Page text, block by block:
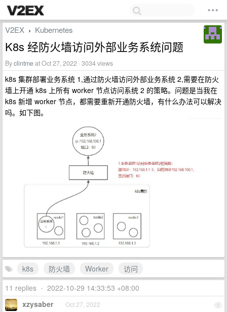
V2EX › Kubernetes
K8s 经防火墙访问外部业务系统问题
Byclintmeat Oct 27, 2022 · 3034 views
k8s 集群部署业务系统 1,通过防火墙访问外部业务系统 2,需要在防火
墙上开通 k8s 上所有 worker 节点访问系统 2 的策略。问题是当我在
k8s 新增 worker 节点，都需要重新开通防火墙，有什么办法可以解决
吗。如下图。
k8s 防火墙 Worker
访问
11 replies • 2022-10-29 14:33:53 +08:00
1
xzysaber Oct 27, 2022